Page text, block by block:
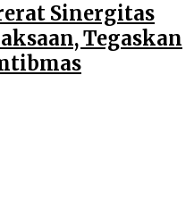
Sinergitas
Tegaskan